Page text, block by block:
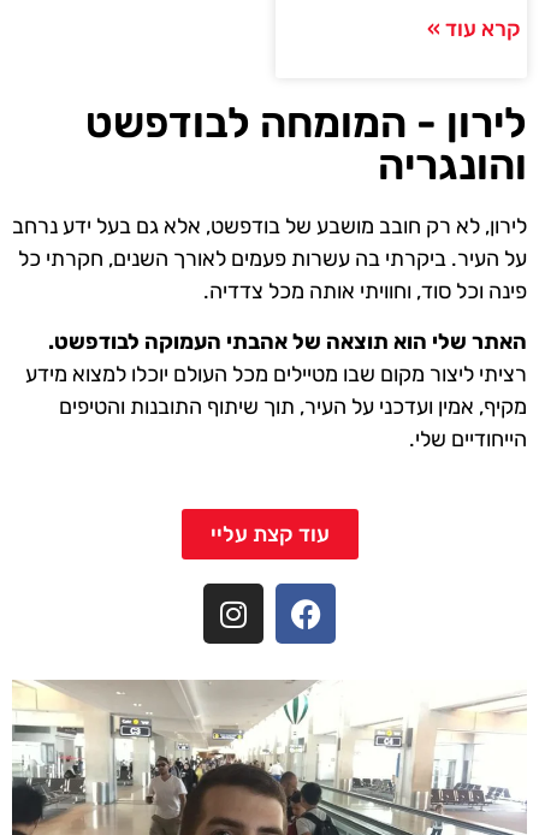
קרא עוד »
לירון - המומחה לבודפשט
והונגריה
לירון, לא רק חובב מושבע של בודפשט, אלא גם בעל ידע נרחב
על העיר. ביקרתי בה עשרות פעמים לאורך השנים, חקרתי כל
פינה וכל סוד, וחוויתי אותה מכל צדדיה.
האתר שלי הוא תוצאה של אהבתי העמוקה לבודפשט.
רציתי ליצור מקום שבו מטיילים מכל העולם יוכלו למצוא מידע
מקיף, אמין ועדכני על העיר, תוך שיתוף התובנות והטיפים
הייחודיים שלי.
עוד קצת עליי